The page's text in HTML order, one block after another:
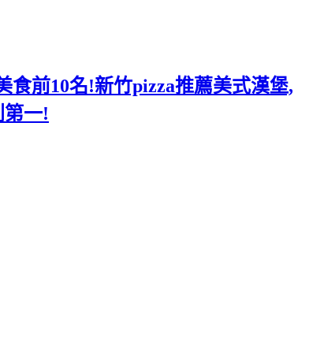
食前10名!新竹pizza推薦美式漢堡,
一!